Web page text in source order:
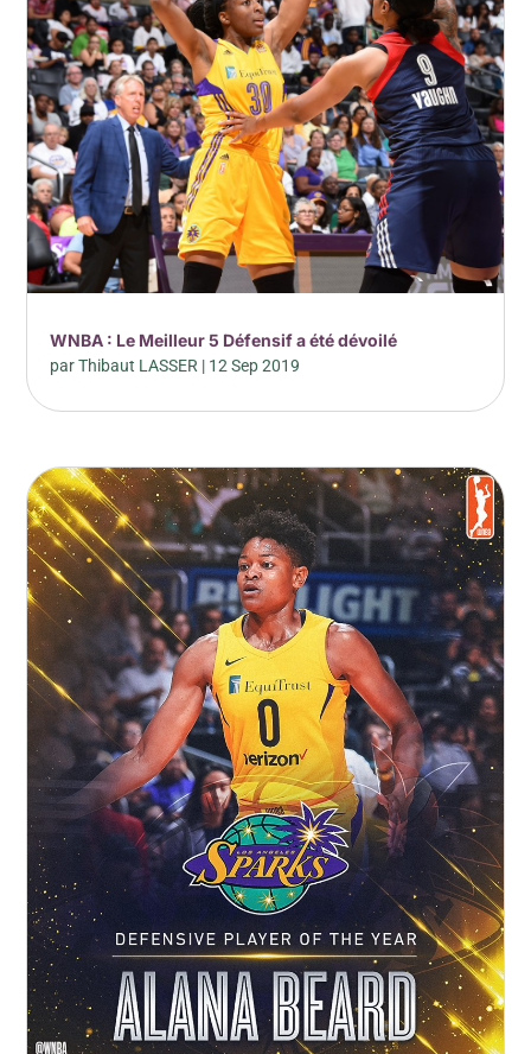
WNBA : Le Meilleur 5 Défensif a été dévoilé
parThibaut LASSER | 12 Sep 2019